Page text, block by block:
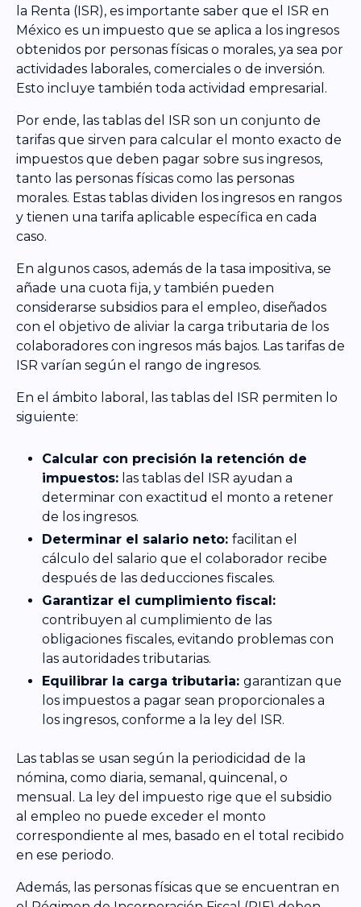
la Renta (ISR), es importante saber que el ISR en
México es un impuesto que se aplica a los ingresos
obtenidos por personas físicas o morales, ya sea por
actividades laborales, comerciales o de inversión.
Esto incluye también toda actividad empresarial.
Por ende, las tablas del ISR son un conjunto de
tarifas que sirven para calcular el monto exacto de
impuestos que deben pagar sobre sus ingresos,
tanto las personas físicas como las personas
morales. Estas tablas dividen los ingresos en rangos
y tienen una tarifa aplicable específica en cada
caso.
En algunos casos, además de la tasa impositiva, se
añade una cuota fija, y también pueden
considerarse subsidios para el empleo, diseñados
con el objetivo de aliviar la carga tributaria de los
colaboradores con ingresos más bajos. Las tarifas de
ISR varían según el rango de ingresos.
En el ámbito laboral, las tablas del ISR permiten lo
siguiente:
Calcular con precisión la retención de
impuestos: las tablas del ISR ayudan a
determinar con exactitud el monto a retener
de los ingresos.
Determinar el salario neto: facilitan el
cálculo del salario que el colaborador recibe
después de las deducciones fiscales.
Garantizar el cumplimiento fiscal:
contribuyen al cumplimiento de las
obligaciones fiscales, evitando problemas con
las autoridades tributarias.
Equilibrar la carga tributaria: garantizan que
los impuestos a pagar sean proporcionales a
los ingresos, conforme a la ley del ISR.
Las tablas se usan según la periodicidad de la
nómina, como diaria, semanal, quincenal, o
mensual. La ley del impuesto rige que el subsidio
al empleo no puede exceder el monto
correspondiente al mes, basado en el total recibido
en ese periodo.
Además, las personas físicas que se encuentran en